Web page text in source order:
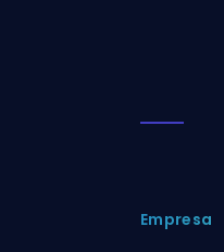
Empresa